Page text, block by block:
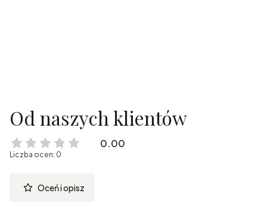
Od naszych klientów
0.00
Liczba ocen: 0
Oceń i opisz